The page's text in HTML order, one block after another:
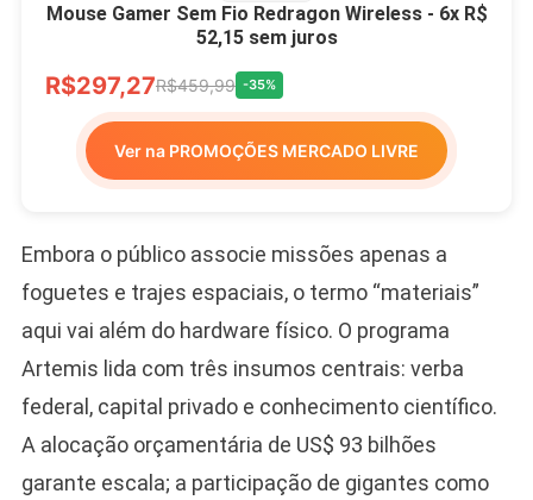
Mouse Gamer Sem Fio Redragon Wireless - 6x R$
52,15 sem juros
R$297,27R$459,99 -35%
Ver na PROMOÇÕES MERCADO LIVRE
Embora o público associe missões apenas a
foguetes e trajes espaciais, o termo “materiais”
aqui vai além do hardware físico. O programa
Artemis lida com três insumos centrais: verba
federal, capital privado e conhecimento científico.
A alocação orçamentária de US$ 93 bilhões
garante escala; a participação de gigantes como